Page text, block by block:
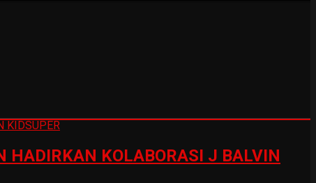
HADIRKAN KOLABORASI J BALVIN